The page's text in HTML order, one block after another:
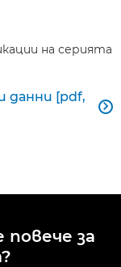
на серията
данни [pdf,

за